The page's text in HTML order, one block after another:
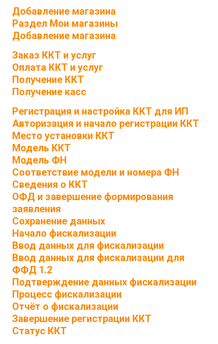
Добавление магазина
Раздел Мои магазины
Добавление магазина
Заказ ККТ и услуг
Оплата ККТ и услуг
Получение ККТ
Получение касс
Регистрация и настройка ККТ для ИП
Авторизация и начало регистрации ККТ
Место установки ККТ
Модель ККТ
Модель ФН
Соответствие модели и номера ФН
Сведения о ККТ
ОФД и завершение формирования
заявления
Сохранение данных
Начало фискализации
Ввод данных для фискализации
Ввод данных для фискализации для
ФФД 1.2
Подтверждение данных фискализации
Процесс фискализации
Отчёт о фискализации
Завершение регистрации ККТ
Статус ККТ